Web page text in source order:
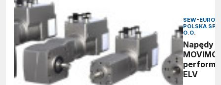
SEW-
POLSKA SP.
O.O.
Napędy
ELV